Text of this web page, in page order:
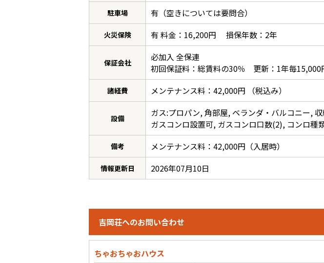
駐車場 有（空きについては要問合）
火災保険 有 料金：16,200円 損保年数：2年
保証会社
必加入 全保連
初回保証料：総賃料の30％ 更新：1年毎15,000
諸経費 メンテナンス料：42,000円 （税込み）
設備
ガス:プロパン, 角部屋, ベランダ・バルコニー,
ガスコンロ設置可, ガスコンロ口数(2), コンロ
備考 メンテナンス料：42,000円（入居時）
情報更新日 2026年07月10日
吉岡荘へのお問い合わせ
ちゃおちゃおハウス